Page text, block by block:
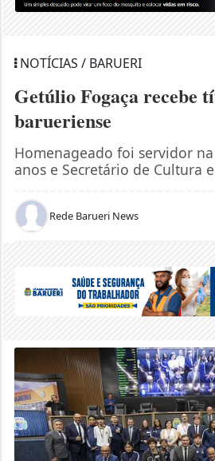
NOTÍCIAS / BARUERI
Getúlio Fogaça recebe
barueriense
Homenageado foi servidor
anos e Secretário de Cultura
Rede Barueri News